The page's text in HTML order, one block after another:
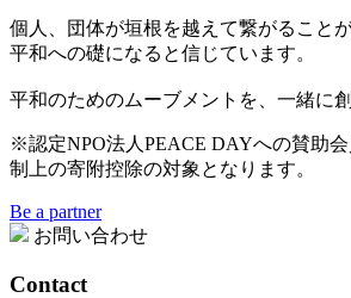
個人、団体が垣根を越えて繋がること
平和への礎になると信じています。
平和のためのムーブメントを、一緒に
※認定NPO法人PEACE DAYへの賛助
制上の寄附控除の対象となります。
Be a partner
お問い合わせ
Contact